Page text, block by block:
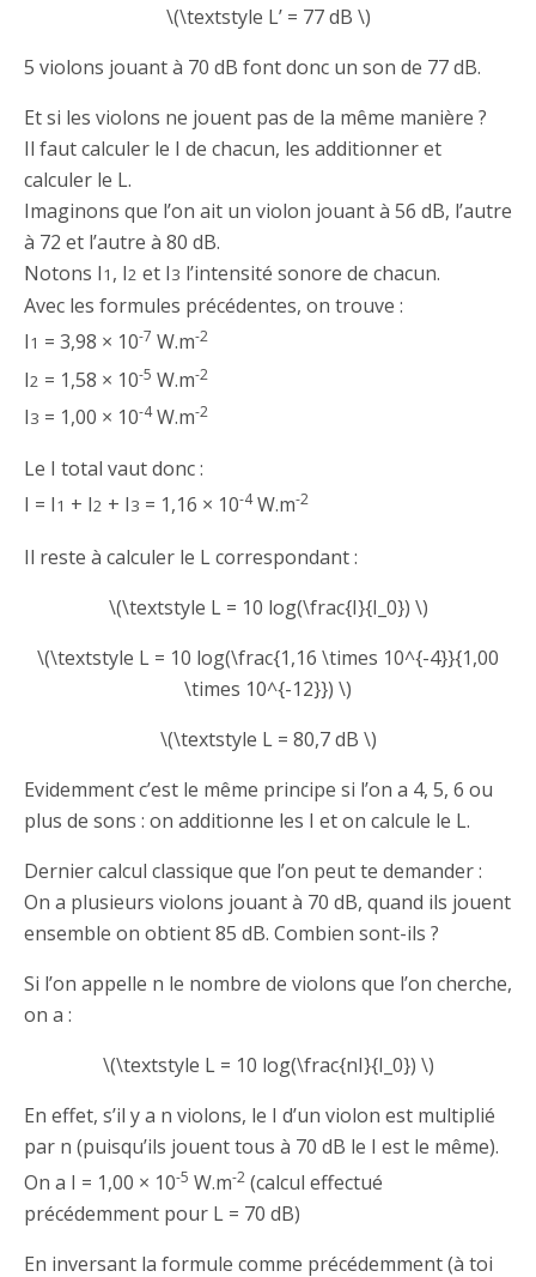
\(\textstyle L’ = 77 dB \)
5 violons jouant à 70 dB font donc un son de 77 dB.
Et si les violons ne jouent pas de la même manière ?
Il faut calculer le I de chacun, les additionner et
calculer le L.
Imaginons que l’on ait un violon jouant à 56 dB, l’autre
à 72 et l’autre à 80 dB.
Notons I1 , I2 et I3 l’intensité sonore de chacun.
Avec les formules précédentes, on trouve :
I1 = 3,98 × 10-7 W.m-2
I2 = 1,58 × 10-5 W.m-2
I3 = 1,00 × 10-4W.m-2
Le I total vaut donc :
I = I1 + I2 + I3 = 1,16 × 10-4W.m-2
Il reste à calculer le L correspondant :
\(\textstyle L = 10 log(\frac{I}{I_0}) \)
\(\textstyle L = 10 log(\frac{1,16 \times 10^{-4}}{1,00
\times 10^{-12}}) \)
\(\textstyle L = 80,7 dB \)
Evidemment c’est le même principe si l’on a 4, 5, 6 ou
plus de sons : on additionne les I et on calcule le L.
Dernier calcul classique que l’on peut te demander :
On a plusieurs violons jouant à 70 dB, quand ils jouent
ensemble on obtient 85 dB. Combien sont-ils ?
Si l’on appelle n le nombre de violons que l’on cherche,
on a :
\(\textstyle L = 10 log(\frac{nI}{I_0}) \)
En effet, s’il y a n violons, le I d’un violon est multiplié
par n (puisqu’ils jouent tous à 70 dB le I est le même).
On a I = 1,00 × 10-5 W.m-2 (calcul effectué
précédemment pour L = 70 dB)
En inversant la formule comme précédemment (à toi